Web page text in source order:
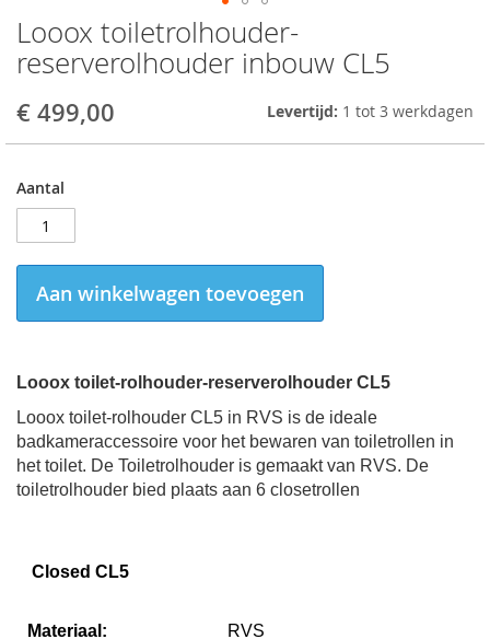
Looox toiletrolhouder-
reserverolhouder inbouw CL5
€ 499,00 Levertijd: 1 tot 3 werkdagen
Aantal
Aan winkelwagen toevoegen
Looox toilet-rolhouder-reserverolhouder CL5
Looox toilet-rolhouder CL5 in RVS is de ideale
badkameraccessoire voor het bewaren van toiletrollen in
het toilet. De Toiletrolhouder is gemaakt van RVS. De
toiletrolhouder bied plaats aan 6 closetrollen
Closed CL5
Materiaal: RVS
Skip
to
the
of
gallery